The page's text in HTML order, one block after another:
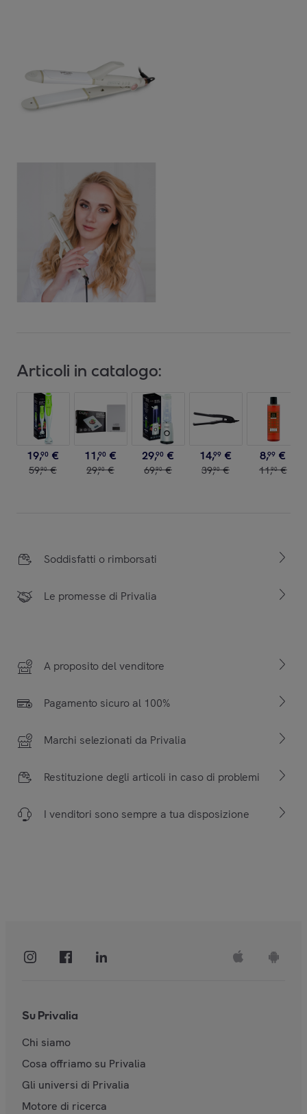
Articoli in catalogo:
19,90 €
59,90 €
11,90 €
29,90 €
29,90 €
69,90 €
14,99 €
39,90 €
8,99 €
11,90 €
Soddisfatti o rimborsati
Le promesse di Privalia
A proposito del venditore
Pagamento sicuro al 100%
Marchi selezionati da Privalia
Restituzione degli articoli in caso di problemi
I venditori sono sempre a tua disposizione
Su Privalia
Chi siamo
Cosa offriamo su Privalia
Gli universi di Privalia
Motore di ricerca